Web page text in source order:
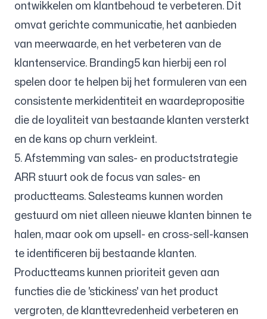
ontwikkelen om klantbehoud te verbeteren. Dit
omvat gerichte communicatie, het aanbieden
van meerwaarde, en het verbeteren van de
klantenservice. Branding5 kan hierbij een rol
spelen door te helpen bij het formuleren van een
consistente merkidentiteit en waardepropositie
die de loyaliteit van bestaande klanten versterkt
en de kans op churn verkleint.
5. Afstemming van sales- en productstrategie
ARR stuurt ook de focus van sales- en
productteams. Salesteams kunnen worden
gestuurd om niet alleen nieuwe klanten binnen te
halen, maar ook om upsell- en cross-sell-kansen
te identificeren bij bestaande klanten.
Productteams kunnen prioriteit geven aan
functies die de 'stickiness' van het product
vergroten, de klanttevredenheid verbeteren en